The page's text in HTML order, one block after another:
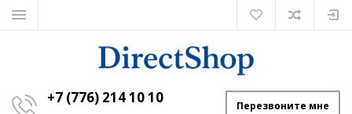
+7 (776) 214 10 10 Перезвоните мне